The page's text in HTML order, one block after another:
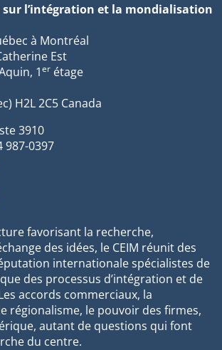
sur l’intégration et la mondialisation
à Montréal
Est
1er étage
H2L 2C5 Canada
3910
987-0397
favorisant la recherche,
des idées, le CEIM réunit des
internationale spécialistes de
des processus d’intégration et de
accords commerciaux, la
régionalisme, le pouvoir des firmes,
autant de questions qui font
du centre.